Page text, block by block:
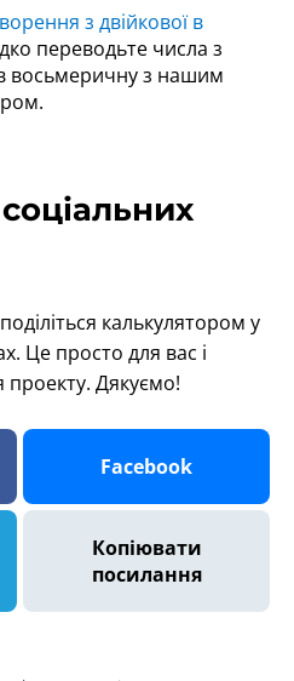
з двійкової в
переводьте числа з
восьмеричну з нашим
калькулятором у
Це просто для вас і
Дякуємо!
Facebook
Копіювати
посилання